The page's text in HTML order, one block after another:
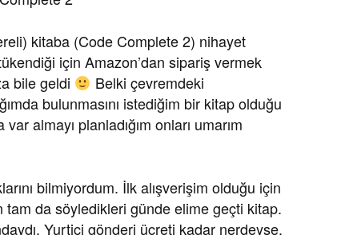
kitaba (Code Complete 2) nihayet
için Amazon’dan sipariş vermek
bile geldi
Belki çevremdeki
bulunmasını istediğim bir kitap olduğu
almayı planladığım onları umarım
bilmiyordum. İlk alışverişim olduğu için
tam da söyledikleri günde elime geçti kitap.
Yurtiçi gönderi ücreti kadar nerdeyse.